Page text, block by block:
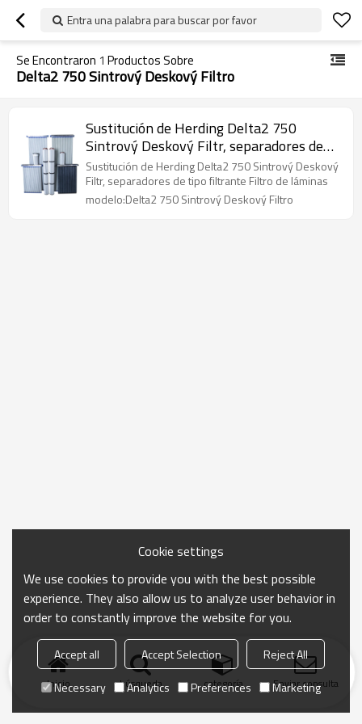
Entra una palabra para buscar por favor
Se Encontraron 1 Productos Sobre
Delta2 750 Sintrový Deskový Filtro
Sustitución de Herding Delta2 750
Sintrový Deskový Filtr, separadores de
tipo filtrante Filtro de láminas
Sustitución de Herding Delta2 750 Sintrový Deskový
Filtr, separadores de tipo filtrante Filtro de láminas
modelo:Delta2 750 Sintrový Deskový Filtro
Inicio búsqueda categoría Enviar consulta
Cookie settings
We use cookies to provide you with the best possible
experience. They also allow us to analyze user behavior in
order to constantly improve the website for you.
Accept all Accept Selection
Reject All
Necessary
Analytics Preferences Marketing